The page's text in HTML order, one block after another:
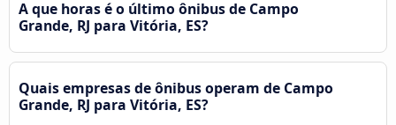
A que horas é o último ônibus de Campo
Grande, RJ para Vitória, ES?
Quais empresas de ônibus operam de Campo
Grande, RJ para Vitória, ES?